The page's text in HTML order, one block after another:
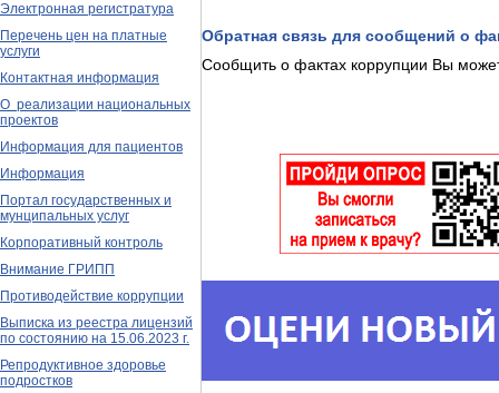
Электронная регистратура
Перечень цен на платные
услуги
Контактная информация
О реализации национальных
проектов
Информация для пациентов
Информация
Портал государственных и
мунципальных услуг
Корпоративный контроль
Внимание ГРИПП
Противодействие коррупции
Выписка из реестра лицензий
по состоянию на 15.06.2023 г.
Репродуктивное здоровье
подростков
Обратная связь для сообщений о
Сообщить о фактах коррупции Вы